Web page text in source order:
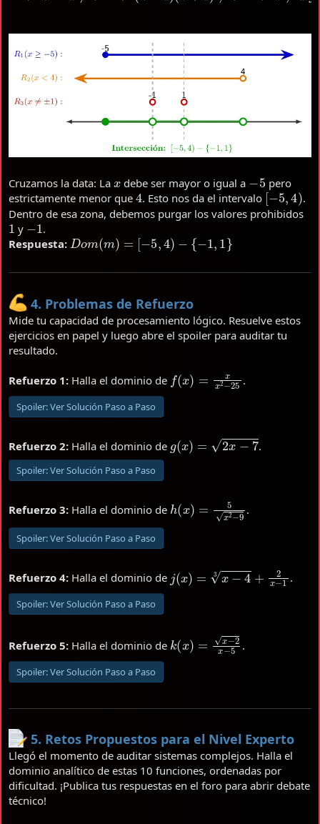
Cruzamos la data: La debe ser mayor o igual a 5 pero
estrictamente menor que 4. Esto nos da el intervalo [−5,4) .
Dentro de esa zona, debemos purgar los valores prohibidos
1y −1.
Respuesta: D ( ) 5 4) { 1
4. Problemas de Refuerzo
Mide tu capacidad de procesamiento lógico. Resuelve estos
ejercicios en papel y luego abre el spoiler para auditar tu
resultado.
Refuerzo 1: Halla el dominio de (x = 25 .
Spoiler:Ver Solución Paso a Paso
Refuerzo 2: Halla el dominio de ( ) −7 .
Spoiler:Ver Solución Paso a Paso
Refuerzo 3: Halla el dominio de h ( ) −9 .
Spoiler:Ver Solución Paso a Paso
Refuerzo 4: Halla el dominio de x = 43+2x− .
Spoiler:Ver Solución Paso a Paso
Refuerzo 5: Halla el dominio de k ( )= 2x−5 .
Spoiler:Ver Solución Paso a Paso
5. Retos Propuestos para el Nivel Experto
Llegó el momento de auditar sistemas complejos. Halla el
dominio analítico de estas 10 funciones, ordenadas por
dificultad. ¡Publica tus respuestas en el foro para abrir debate
técnico!